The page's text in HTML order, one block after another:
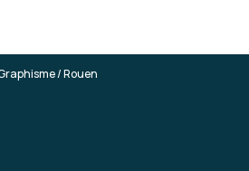
/ Rouen
Pro niveau 1, montage et